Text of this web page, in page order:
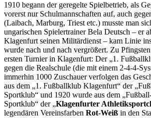
1910 begann der geregelte Spielbetrieb, als
vorerst nur Schulmannschaften auf, auch
(Laibach, Marburg, Triest etc.) musste man
ungarischen Spielertrainer Bela Deutsch – er
Klagenfurt seinen Militärdienst – kam Linie
wurde nach und nach vergrößert. Zu
ersten Turnier in Klagenfurt: Der „1.
gegen die Realschule (die mit einem 2-4-4-
immerhin 1000 Zuschauer verfolgen das
aus dem „1. Fußballklub Klagenfurt“ der
Sportklub“ und 1920 wurde aus dem
Sportklub“ der „Klagenfurter
legendären Vereinsfarben Rot-Weiß in den